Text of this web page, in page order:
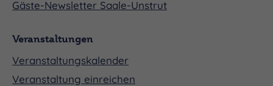
die künstlerische Vision dieses immersiven
Klangschöpfers auf wunderbare Weise über uns
Gäste-Newsletter Saale-Unstrut
Veranstaltungen
Veranstaltungskalender
Veranstaltung einreichen